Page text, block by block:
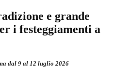
e grande
i festeggiamenti a
dal 9 al 12 luglio 2026